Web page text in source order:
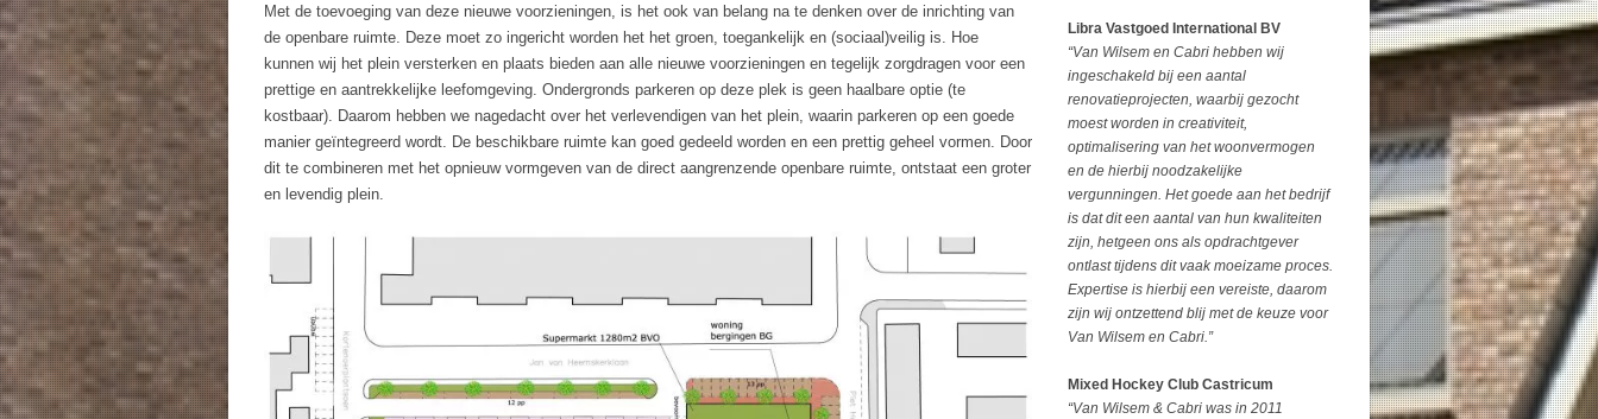
Met de toevoeging van deze nieuwe voorzieningen, is het ook van belang na te denken over de inrichting van
de openbare ruimte. Deze moet zo ingericht worden het het groen, toegankelijk en (sociaal)veilig is. Hoe
kunnen wij het plein versterken en plaats bieden aan alle nieuwe voorzieningen en tegelijk zorgdragen voor een
prettige en aantrekkelijke leefomgeving. Ondergronds parkeren op deze plek is geen haalbare optie (te
kostbaar). Daarom hebben we nagedacht over het verlevendigen van het plein, waarin parkeren op een goede
manier geïntegreerd wordt. De beschikbare ruimte kan goed gedeeld worden en een prettig geheel vormen. Door
dit te combineren met het opnieuw vormgeven van de direct aangrenzende openbare ruimte, ontstaat een groter
en levendig plein.
Libra Vastgoed International BV
“Van Wilsem en Cabri hebben wij
ingeschakeld bij een aantal
renovatieprojecten, waarbij gezocht
moest worden in creativiteit,
optimalisering van het woonvermogen
en de hierbij noodzakelijke
vergunningen. Het goede aan het bedrijf
is dat dit een aantal van hun kwaliteiten
zijn, hetgeen ons als opdrachtgever
ontlast tijdens dit vaak moeizame proces.
Expertise is hierbij een vereiste, daarom
zijn wij ontzettend blij met de keuze voor
Van Wilsem en Cabri.”
Mixed Hockey Club Castricum
“Van Wilsem & Cabri was in 2011